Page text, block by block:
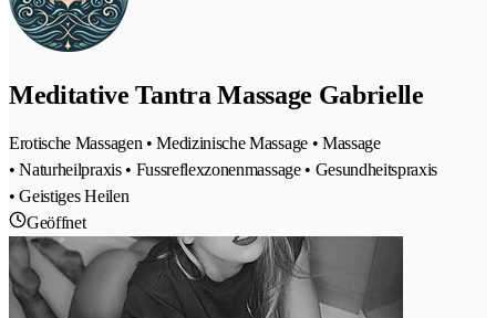
Meditative Tantra Massage Gabrielle
Erotische Massagen • Medizinische Massage • Massage
• Naturheilpraxis • Fussreflexzonenmassage • Gesundheitspraxis
• Geistiges Heilen
Geöffnet